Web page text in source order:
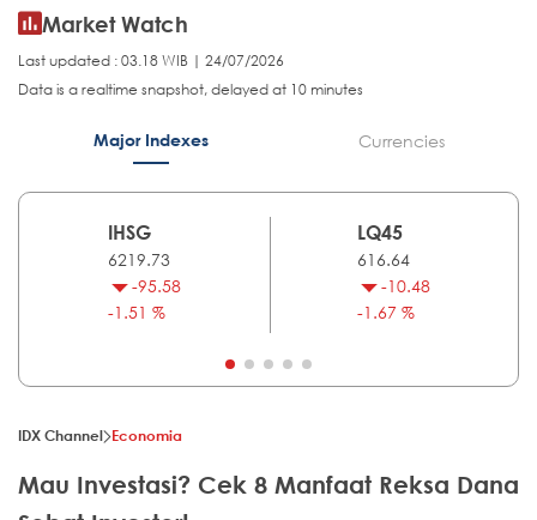
Market Watch
Last updated : 03.18 WIB | 24/07/2026
Data is a realtime snapshot, delayed at 10 minutes
Major Indexes Currencies
IHSG
6219.73
-95.58
-1.51 %
LQ45
616.64
-10.48
-1.67 %
IDX Channel Economia
Mau Investasi? Cek 8 Manfaat Reksa Dana